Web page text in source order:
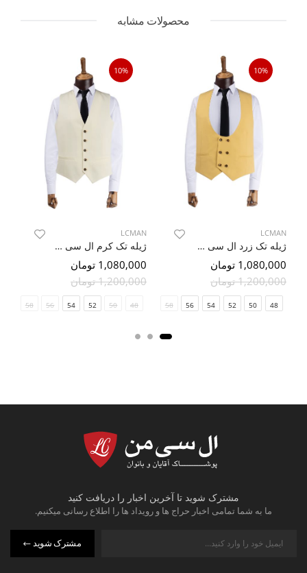
محصولات مشابه
10%
LCMAN
ژیله تک زرد ال سی من
1,080,000 تومان
1,200,000 تومان
48
50
52
54
56
58
10%
LCMAN
ژیله تک کرم ال سی من
1,080,000 تومان
1,200,000 تومان
48
50
52
54
56
58
مشترک شوید تا آخرین اخبار را دریافت کنید
ما به شما تمامی اخبار حراج ها و رویداد ها را اطلاع رسانی میکنیم.
مشترک شوید